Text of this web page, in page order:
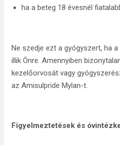
ha a beteg 18 évesnél
Ne szedje ezt a gyógyszert, ha
illik Önre. Amennyiben
kezelőorvosát vagy
az Amisulpride Mylan-t.
Figyelmeztetések és